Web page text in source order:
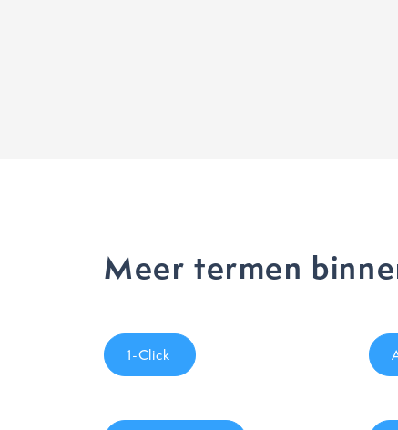
Meer termen
1-Click